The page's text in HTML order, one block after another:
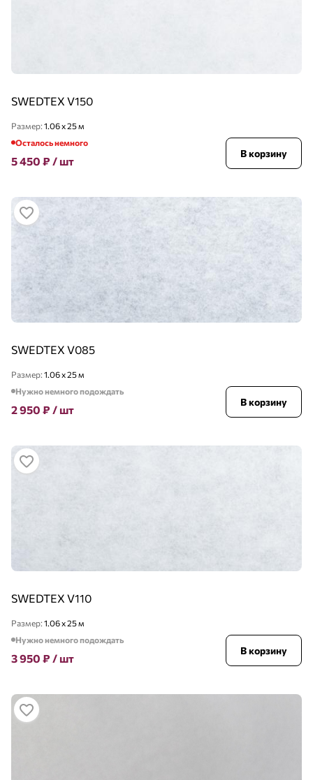
SWEDTEX V150
Размер: 1.06 x 25 м
Осталось немного
5 450 ₽ / шт
В корзину
SWEDTEX V085
Размер: 1.06 x 25 м
Нужно немного подождать
2 950 ₽ / шт
В корзину
SWEDTEX V110
Размер: 1.06 x 25 м
Нужно немного подождать
3 950 ₽ / шт
В корзину